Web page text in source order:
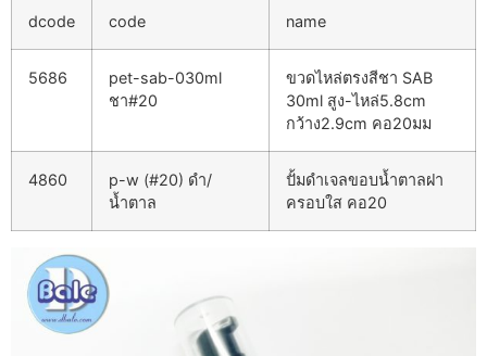
dcode code name
5686
pet-sab-030ml
ชา#20
ขวดไหล่ตรงสีชา SAB
30ml สูง-ไหล่5.8cm
กว้าง2.9cm คอ20มม
4860
p-w (#20) ดำ/
น้ำตาล
ปั้มดำเจลขอบน้ำตาลฝา
ครอบใส คอ20